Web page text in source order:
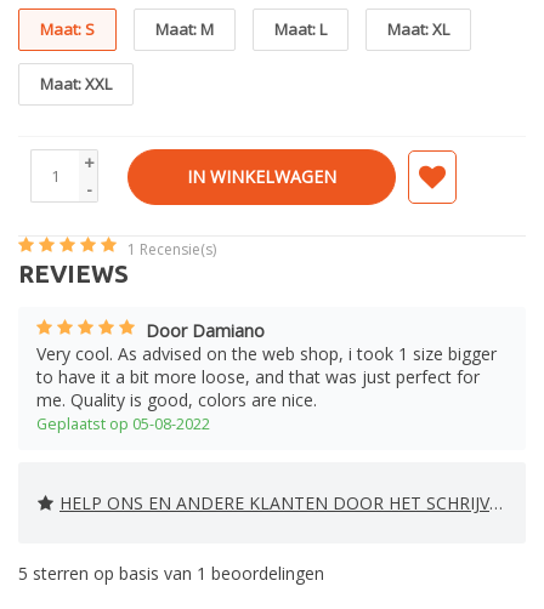
Maat: S
Maat: M Maat: L Maat: XL
Maat: XXL
+
-
IN WINKELWAGEN
1 Recensie(s)
REVIEWS
Door Damiano
Very cool. As advised on the web shop, i took 1 size bigger
to have it a bit more loose, and that was just perfect for
me. Quality is good, colors are nice.
Geplaatst op 05-08-2022
HELP ONS EN ANDERE KLANTEN DOOR HET SCHRIJVEN VAN EEN REVIEW
5 sterren op basis van 1 beoordelingen